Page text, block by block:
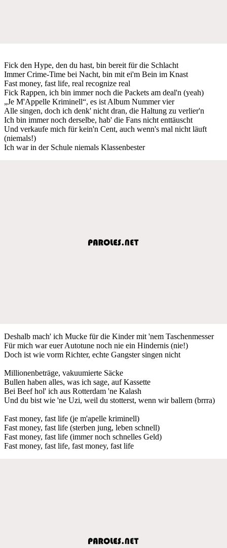
Fick den Hype, den du hast, bin bereit für die Schlacht
Immer Crime-Time bei Nacht, bin mit ei'm Bein im Knast
Fast money, fast life, real recognize real
Fick Rappen, ich bin immer noch die Packets am deal'n (yeah)
„Je M'Appelle Kriminell“, es ist Album Nummer vier
Alle singen, doch ich denk' nicht dran, die Haltung zu verlier'n
Ich bin immer noch derselbe, hab' die Fans nicht enttäuscht
Und verkaufe mich für kein'n Cent, auch wenn's mal nicht läuft
(niemals!)
Ich war in der Schule niemals Klassenbester
Deshalb mach' ich Mucke für die Kinder mit 'nem Taschenmesser
Für mich war euer Autotune noch nie ein Hindernis (nie!)
Doch ist wie vorm Richter, echte Gangster singen nicht
Millionenbeträge, vakuumierte Säcke
Bullen haben alles, was ich sage, auf Kassette
Bei Beef hol' ich aus Rotterdam 'ne Kalash
Und du bist wie 'ne Uzi, weil du stotterst, wenn wir ballern (brrra)
Fast money, fast life (je m'apelle kriminell)
Fast money, fast life (sterben jung, leben schnell)
Fast money, fast life (immer noch schnelles Geld)
Fast money, fast life, fast money, fast life